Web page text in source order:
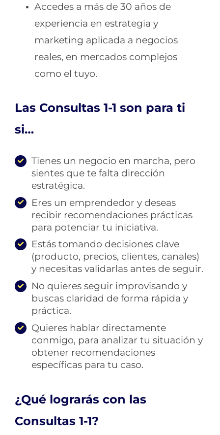
Accedes a más de 30 años de
experiencia en estrategia y
marketing aplicada a negocios
reales, en mercados complejos
como el tuyo.
Las Consultas 1-1 son para ti
si…
Tienes un negocio en marcha, pero
sientes que te falta dirección
estratégica.
Eres un emprendedor y deseas
recibir recomendaciones prácticas
para potenciar tu iniciativa.
Estás tomando decisiones clave
(producto, precios, clientes, canales)
y necesitas validarlas antes de seguir.
No quieres seguir improvisando y
buscas claridad de forma rápida y
práctica.
Quieres hablar directamente
conmigo, para analizar tu situación y
obtener recomendaciones
específicas para tu caso.
¿Qué lograrás con las
Consultas 1-1?